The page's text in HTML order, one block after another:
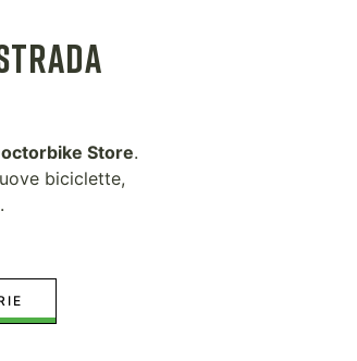
Store.
biciclette,